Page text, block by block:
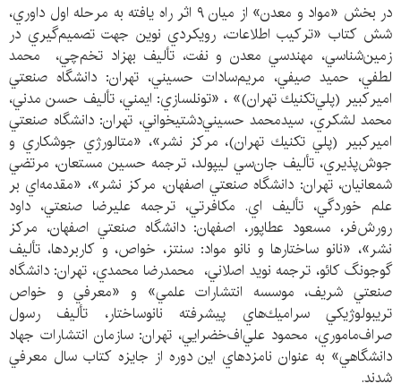
در بخش «مواد و معدن» از ميان ۹ اثر راه يافته به مرحله اول داوري،
شش كتاب «تركيب اطلاعات، رويكردي نوين جهت تصميم‌گيري در
زمين‌شناسي، مهندسي معدن و نفت، تأليف بهزاد تخم‌چي، محمد
لطفي، حميد صيفي، مريم‌سادات حسيني، تهران: دانشگاه صنعتي
اميركبير (پلي‌تكنيك تهران)» ، «تونلسازي: ايمني، تأليف حسن مدني،
محمد لشكري، سيدمحمد حسيني‌دشتيخواني، تهران: دانشگاه صنعتي
اميركبير (پلي تكنيك تهران)، مركز نشر»، «متالورژي جوشكاري و
جوش‌پذيري، تأليف جان‌سي ليپولد، ترجمه حسين مستعان، مرتضي
شمعانيان، تهران: دانشگاه صنعتي اصفهان، مركز نشر»، «مقدمه‌اي بر
علم خوردگي، تأليف اي. مكافرتي، ترجمه عليرضا صنعتي، داود
رورش‌فر، مسعود عطاپور، اصفهان: دانشگاه صنعتي اصفهان، مركز
نشر»، «نانو ساختارها و نانو مواد: سنتز، خواص، و كاربردها، تأليف
گوجونگ كائو، ترجمه نويد اصلاني، محمدرضا محمدي، تهران: دانشگاه
صنعتي شريف، موسسه انتشارات علمي» و «معرفي و خواص
تريبولوژيكي سراميك‌هاي پيشرفته نانوساختار، تأليف رسول
صراف‌ماموري، محمود علي‌اف‌خضرايي، تهران: سازمان انتشارات جهاد
دانشگاهي» به عنوان نامزدهاي اين دوره از جايزه كتاب سال معرفي
شدند.